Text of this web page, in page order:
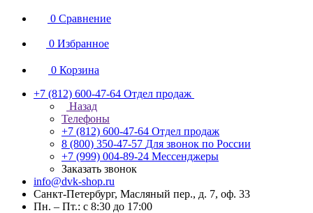
0 Сравнение
0 Избранное
0 Корзина
+7 (812) 600-47-64 Отдел продаж
Назад
Телефоны
+7 (812) 600-47-64 Отдел продаж
8 (800) 350-47-57 Для звонок по России
+7 (999) 004-89-24 Мессенджеры
Заказать звонок
info@dvk-shop.ru
Санкт-Петербург, Масляный пер., д. 7, оф. 33
Пн. – Пт.: с 8:30 до 17:00